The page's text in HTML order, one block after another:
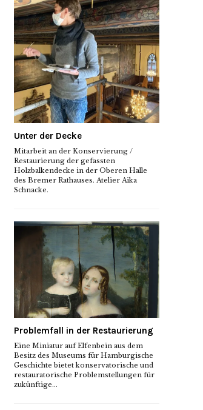
Unter der Decke
Mitarbeit an der Konservierung /
Restaurierung der gefassten
Holzbalkendecke in der Oberen Halle
des Bremer Rathauses. Atelier Aika
Schnacke.
Problemfall in der Restaurierung
Eine Miniatur auf Elfenbein aus dem
Besitz des Museums für Hamburgische
Geschichte bietet konservatorische und
restauratorische Problemstellungen für
zukünftige...